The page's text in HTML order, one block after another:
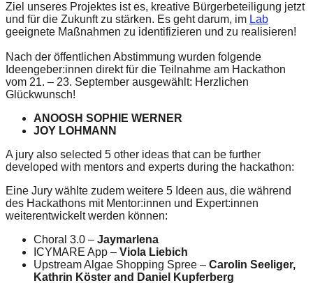
be
a
catalyst
for
change,
while
entrepreneurship
enables
the
long-
term
success.
Ziel unseres Projektes ist es, kreative Bürgerbeteiligung jetzt
und für die Zukunft zu stärken. Es geht darum, im Lab
geeignete Maßnahmen zu identifizieren und zu realisieren!
Nach der öffentlichen Abstimmung wurden folgende
Ideengeber:innen direkt für die Teilnahme am Hackathon
vom 21. – 23. September ausgewählt: Herzlichen
Glückwunsch!
ANOOSH SOPHIE WERNER
JOY LOHMANN
A jury also selected 5 other ideas that can be further
developed with mentors and experts during the hackathon:
Eine Jury wählte zudem weitere 5 Ideen aus, die während
des Hackathons mit Mentor:innen und Expert:innen
weiterentwickelt werden können:
Choral 3.0 – Jaymarlena
ICYMARE App – Viola Liebich
Upstream Algae Shopping Spree – Carolin Seeliger,
Kathrin Köster and Daniel Kupferberg